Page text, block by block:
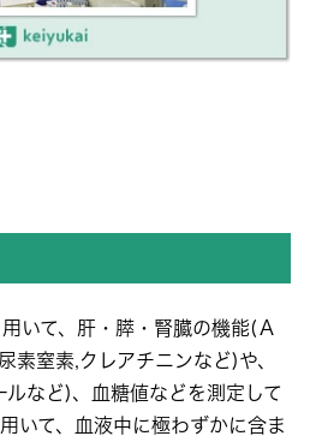
いて、肝・膵・腎臓の機能(Ａ
素窒素,クレアチニンなど)や、
など)、血糖値などを測定して
いて、血液中に極わずかに含ま